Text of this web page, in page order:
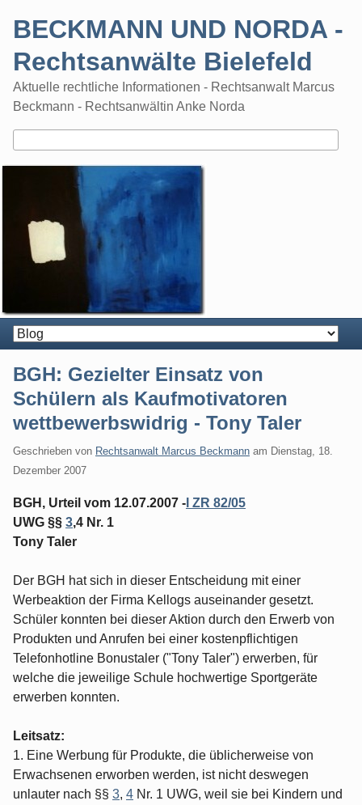
BECKMANN UND NORDA -
Rechtsanwälte Bielefeld
Aktuelle rechtliche Informationen - Rechtsanwalt Marcus
Beckmann - Rechtsanwältin Anke Norda
BGH: Gezielter Einsatz von
Schülern als Kaufmotivatoren
wettbewerbswidrig - Tony Taler
Geschrieben von Rechtsanwalt Marcus Beckmann am Dienstag, 18.
Dezember 2007
BGH, Urteil vom 12.07.2007 - I ZR 82/05
UWG §§ 3,4 Nr. 1
Tony Taler
Der BGH hat sich in dieser Entscheidung mit einer
Werbeaktion der Firma Kellogs auseinander gesetzt.
Schüler konnten bei dieser Aktion durch den Erwerb von
Produkten und Anrufen bei einer kostenpflichtigen
Telefonhotline Bonustaler ("Tony Taler") erwerben, für
welche die jeweilige Schule hochwertige Sportgeräte
erwerben konnten.
Leitsatz:
1. Eine Werbung für Produkte, die üblicherweise von
Erwachsenen erworben wer­den, ist nicht deswegen
unlauter nach §§ 3, 4 Nr. 1 UWG, weil sie bei Kindern und